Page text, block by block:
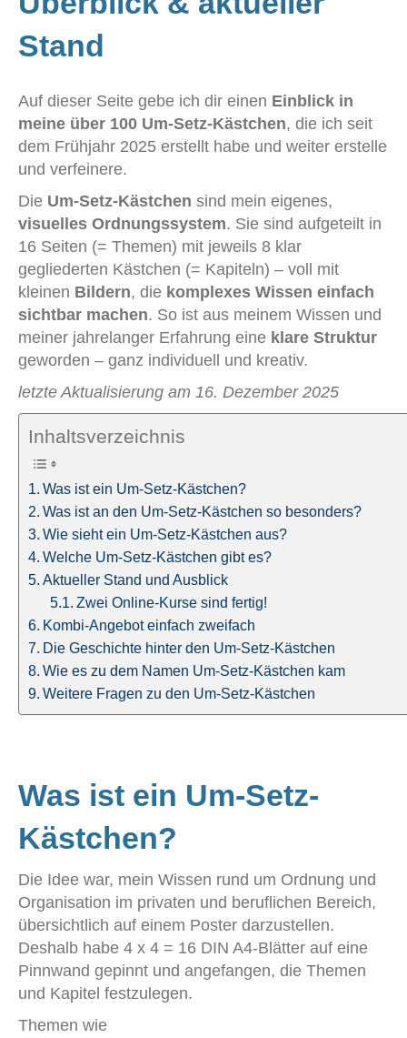
Stand
Auf dieser Seite gebe ich dir einen Einblick in
meine über 100 Um-Setz-Kästchen, die ich seit
dem Frühjahr 2025 erstellt habe und weiter erstelle
und verfeinere.
Die Um-Setz-Kästchen sind mein eigenes,
visuelles Ordnungssystem. Sie sind aufgeteilt in
16 Seiten (= Themen) mit jeweils 8 klar
gegliederten Kästchen (= Kapiteln) – voll mit
kleinen Bildern, die komplexes Wissen einfach
sichtbar machen. So ist aus meinem Wissen und
meiner jahrelanger Erfahrung eine klare Struktur
geworden – ganz individuell und kreativ.
letzte Aktualisierung am 16. Dezember 2025
Inhaltsverzeichnis
Was ist ein Um-Setz-Kästchen?
Was ist an den Um-Setz-Kästchen so besonders?
Wie sieht ein Um-Setz-Kästchen aus?
Welche Um-Setz-Kästchen gibt es?
Aktueller Stand und Ausblick
Zwei Online-Kurse sind fertig!
Kombi-Angebot einfach zweifach
Die Geschichte hinter den Um-Setz-Kästchen
Wie es zu dem Namen Um-Setz-Kästchen kam
Weitere Fragen zu den Um-Setz-Kästchen
Was ist ein Um-Setz-
Kästchen?
Die Idee war, mein Wissen rund um Ordnung und
Organisation im privaten und beruflichen Bereich,
übersichtlich auf einem Poster darzustellen.
Deshalb habe 4 x 4 = 16 DIN A4-Blätter auf eine
Pinnwand gepinnt und angefangen, die Themen
und Kapitel festzulegen.
Themen wie